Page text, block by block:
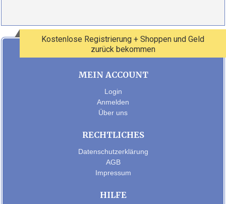
Kostenlose Registrierung + Shoppen und Geld
zurück bekommen
MEIN ACCOUNT
Login
Anmelden
Über uns
RECHTLICHES
Datenschutzerklärung
AGB
Impressum
HILFE